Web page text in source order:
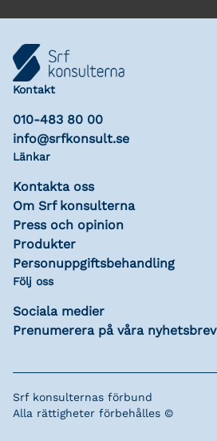
Kontakt
010-483 80 00
info@srfkonsult.se
Länkar
Kontakta oss
Om Srf konsulterna
Press och opinion
Produkter
Personuppgiftsbehandling
Följ oss
Sociala medier
Prenumerera på våra nyhetsbrev
Srf konsulternas förbund
Alla rättigheter förbehålles ©